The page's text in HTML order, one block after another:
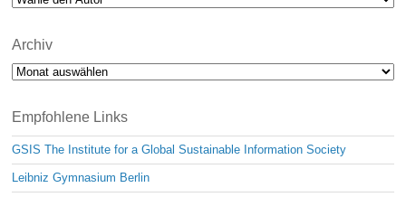
Archiv
Archiv
Empfohlene Links
GSIS The Institute for a Global Sustainable Information Society
Leibniz Gymnasium Berlin